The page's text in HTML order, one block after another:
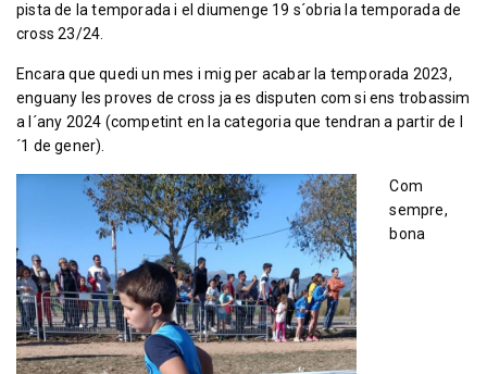
pista de la temporada i el diumenge 19 s´obria la temporada de
cross 23/24.
Encara que quedi un mes i mig per acabar la temporada 2023,
enguany les proves de cross ja es disputen com si ens trobassim
a l´any 2024 (competint en la categoria que tendran a partir de l
´1 de gener).
Com
sempre,
bona